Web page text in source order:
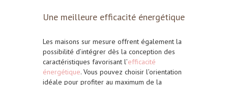
Une meilleure efficacité énergétique
Les maisons sur mesure offrent également la
possibilité d’intégrer dès la conception des
caractéristiques favorisant l’efficacité
énergétique. Vous pouvez choisir l’orientation
idéale pour profiter au maximum de la